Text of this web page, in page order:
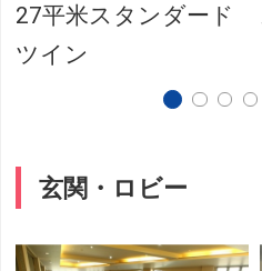
27平米スタンダード
ツイン
玄関・ロビー